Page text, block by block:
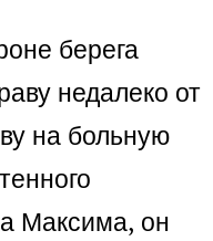
берега
недалеко от
на больную
Максима, он